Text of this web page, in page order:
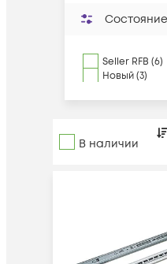
Seller RFB (6)
Новый (3)
В наличии